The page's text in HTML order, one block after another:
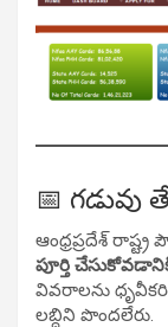
📅 గడువు
ఆంధ్రప్రదేశ్
పూర్తి
వివరాలను
లబ్ధిని పొందలేరు.